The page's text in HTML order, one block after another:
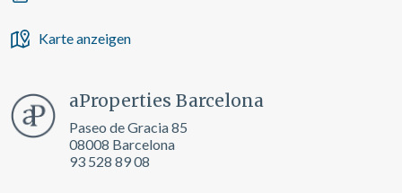
Karte anzeigen
aProperties Barcelona
Paseo de Gracia 85
08008 Barcelona
93 528 89 08